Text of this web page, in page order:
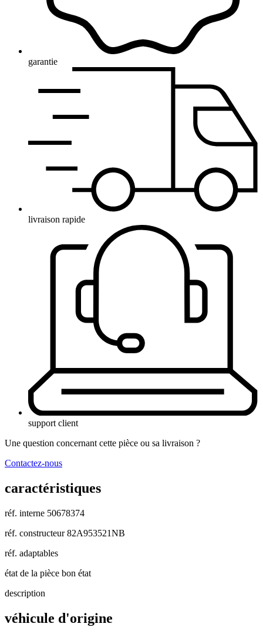
garantie
livraison rapide
support client
Une question concernant cette pièce ou sa livraison ?
Contactez-nous
caractéristiques
réf. interne 50678374
réf. constructeur 82A953521NB
réf. adaptables
état de la pièce bon état
description
véhicule d'origine